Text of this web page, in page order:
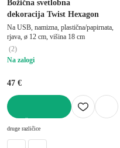
Božična svetlobna
dekoracija Twist Hexagon
Na USB, namizna, plastična/papirnata,
rjava, ø 12 cm, višina 18 cm
(2)
Na zalogi
47 €
druge različice